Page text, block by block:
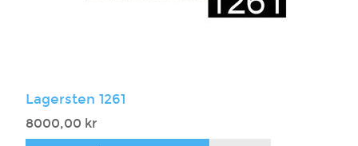
Lagersten 1261
8000,00 kr